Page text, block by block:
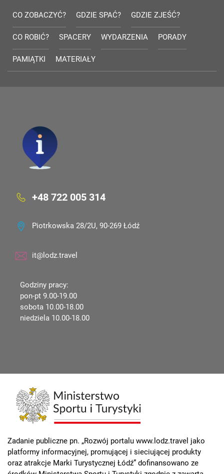
CO ZOBACZYĆ? GDZIE SPAĆ? GDZIE ZJEŚĆ?
CO ROBIĆ? SPACERY WYDARZENIA PORADY
PAMIĄTKI MATERIAŁY
+48 722 005 314
Piotrkowska 28/2U, 90-269 Łódź
it@lodz.travel
Godziny pracy:
pon-pt 9.00-19.00
sobota 10.00-18.00
niedziela 10.00-18.00
Zadanie publiczne pn. „Rozwój portalu www.lodz.travel jako
platformy informacyjnej, promującej i sieciującej produkty
oraz atrakcje Marki Turystycznej Łódź” dofinansowano ze